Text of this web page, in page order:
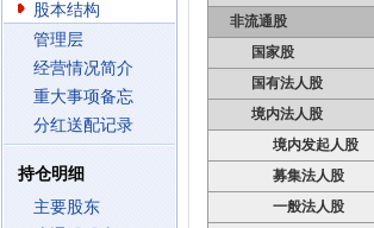
股本结构
管理层
经营情况简介
重大事项备忘
分红送配记录
持仓明细
主要股东
非流通股
国家股
国有法人股
境内法人股
境内发起人股
募集法人股
一般法人股